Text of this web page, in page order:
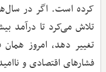
کرده است. اگر در
تلاش می‌کرد تا درآمد
تغییر دهد، امروز
فشارهای اقتصادی و